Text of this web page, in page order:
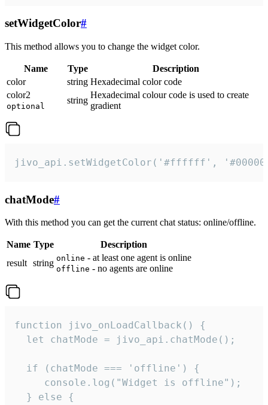
setWidgetColor#
This method allows you to change the widget color.
Name Type
Description
color
string Hexadecimal color code
color2
optional
string
Hexadecimal colour code is used to create
gradient
jivo_api.setWidgetColor('#ffffff',
chatMode#
With this method you can get the current chat status: online/offline.
Name Type
Description
result string online - at least one agent is online
offline - no agents are online
function jivo_onLoadCallback() {
  let chatMode = jivo_api.chatMode();
  if (chatMode === 'offline') {
     console.log("Widget is offline");
  } else {